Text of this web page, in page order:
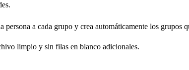
a cada grupo y crea automáticamente los grupos
limpio y sin filas en blanco adicionales.